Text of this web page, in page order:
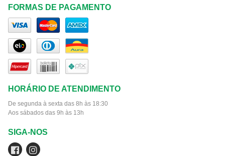
FORMAS DE PAGAMENTO
HORÁRIO DE ATENDIMENTO
De segunda à sexta das 8h às 18:30
Aos sábados das 9h às 13h
SIGA-NOS